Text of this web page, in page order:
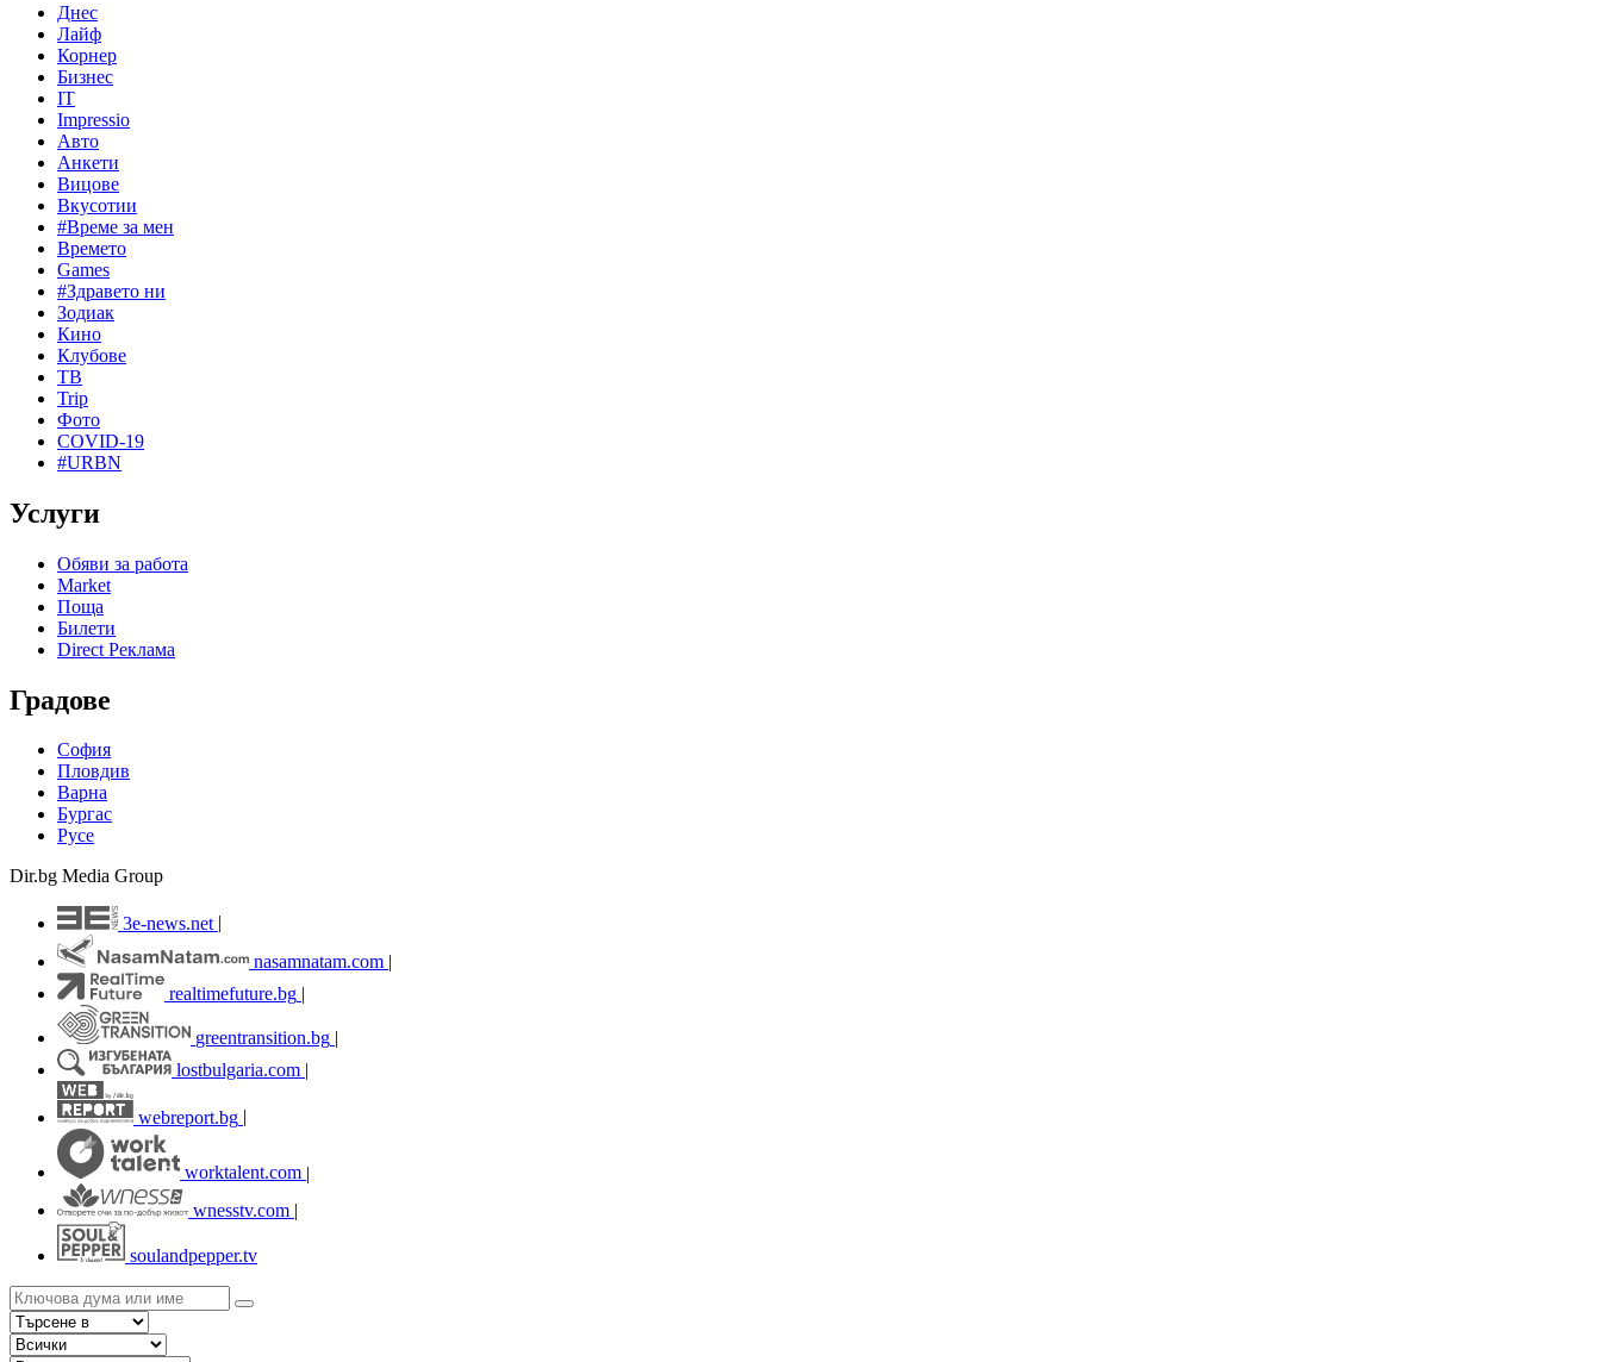
Днес
Лайф
Корнер
Бизнес
IT
Impressio
Авто
Анкети
Вицове
Вкусотии
#Време за мен
Времето
Games
#Здравето ни
Зодиак
Кино
Клубове
ТВ
Trip
Фото
COVID-19
#URBN
Услуги
Обяви за работа
Market
Поща
Билети
Direct Реклама
Градове
София
Пловдив
Варна
Бургас
Русе
Dir.bg Media Group
3e-news.net
nasamnatam.com |
realtimefuture.bg |
greentransition.bg |
lostbulgaria.com |
webreport.bg
worktalent.com |
wnesstv.com |
soulandpepper.tv